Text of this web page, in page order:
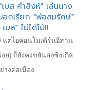
บส คำสิงห์" เล่นนาง
อกเรียก "พ่อสมรักษ์"
ส" ไม่ได้โม้!!
ต่ไอคอนโมเดิร์นอีสาน
ย) ก็ยังคงขยันส่งซิงเกิล
างต่อเนื่อง